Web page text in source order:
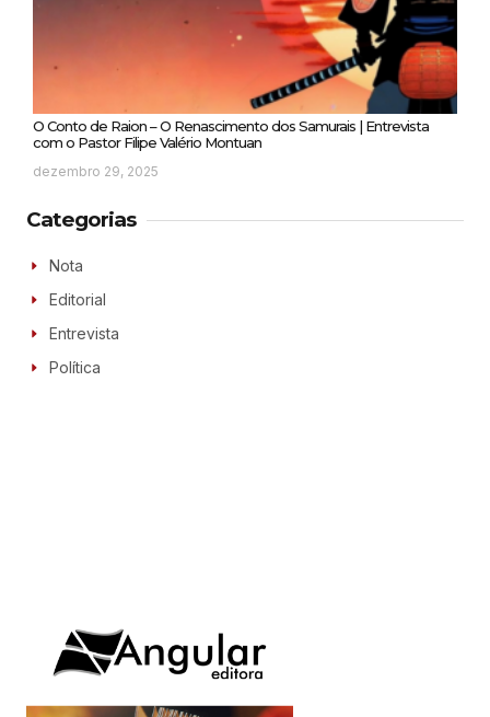
O Conto de Raion – O Renascimento dos Samurais | Entrevista
com o Pastor Filipe Valério Montuan
dezembro 29, 2025
Categorias
Nota
Editorial
Entrevista
Política